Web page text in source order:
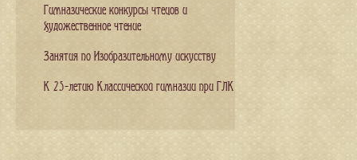
Гимназические конкурсы чтецов и
художественное чтение
Занятия по Изобразительному искусству
К 25-летию Классической гимназии при ГЛК